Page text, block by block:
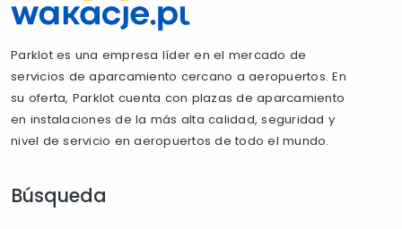
Parklot es una empresa líder en el mercado de
servicios de aparcamiento cercano a aeropuertos. En
su oferta, Parklot cuenta con plazas de aparcamiento
en instalaciones de la más alta calidad, seguridad y
nivel de servicio en aeropuertos de todo el mundo.
Búsqueda